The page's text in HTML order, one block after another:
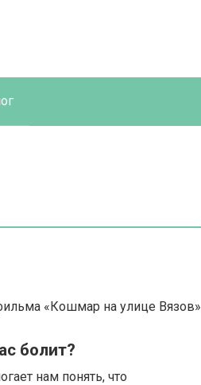
«Кошмар на улице Вязов»
болит?
нам понять, что